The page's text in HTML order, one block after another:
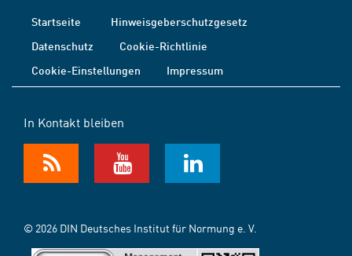
Startseite
Hinweisgeberschutzgesetz
Datenschutz
Cookie-Richtlinie
Cookie-Einstellungen
Impressum
In Kontakt bleiben
© 2026 DIN Deutsches Institut für Normung e. V.